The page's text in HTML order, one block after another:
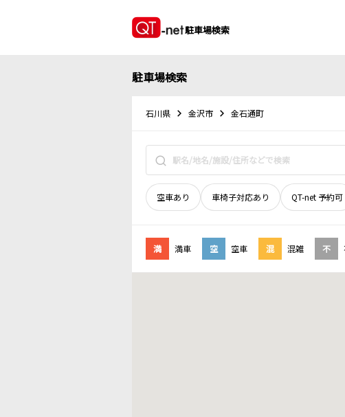
駐車場検索
駐車場検索
石川県 金沢市 金石通町
空車あり 車椅子対応あり QT-net 予約可
満 満車 空 空車 混 混雑 不